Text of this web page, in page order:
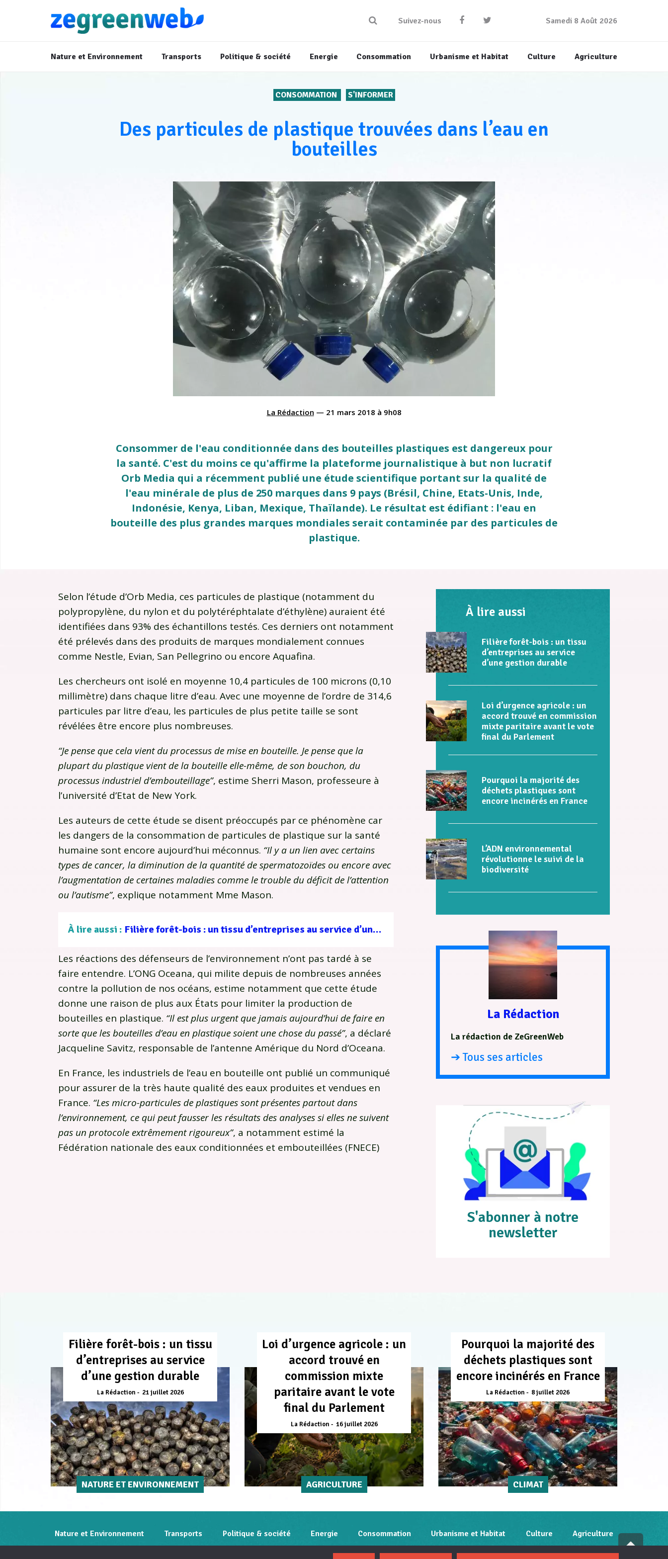
Suivez-nous Samedi 8 Août 2026
Nature et Environnement Transports Politique & société Energie Consommation Urbanisme et Habitat Culture Agriculture
CONSOMMATION S'INFORMER
Des particules de plastique trouvées dans l’eau en
bouteilles
La Rédaction — 21 mars 2018 à 9h08
Consommer de l'eau conditionnée dans des bouteilles plastiques est dangereux pour
la santé. C'est du moins ce qu'affirme la plateforme journalistique à but non lucratif
Orb Media qui a récemment publié une étude scientifique portant sur la qualité de
l'eau minérale de plus de 250 marques dans 9 pays (Brésil, Chine, Etats-Unis, Inde,
Indonésie, Kenya, Liban, Mexique, Thaïlande). Le résultat est édifiant : l'eau en
bouteille des plus grandes marques mondiales serait contaminée par des particules de
plastique.
Selon l’étude d’Orb Media, ces particules de plastique (notamment du
polypropylène, du nylon et du polytéréphtalate d’éthylène) auraient été
identifiées dans 93% des échantillons testés. Ces derniers ont notamment
été prélevés dans des produits de marques mondialement connues
comme Nestle, Evian, San Pellegrino ou encore Aquafina.
Les chercheurs ont isolé en moyenne 10,4 particules de 100 microns (0,10
millimètre) dans chaque litre d’eau. Avec une moyenne de l’ordre de 314,6
particules par litre d’eau, les particules de plus petite taille se sont
révélées être encore plus nombreuses.
“Je pense que cela vient du processus de mise en bouteille. Je pense que la
plupart du plastique vient de la bouteille elle-même, de son bouchon, du
processus industriel d’embouteillage”, estime Sherri Mason, professeure à
l’université d’Etat de New York.
Les auteurs de cette étude se disent préoccupés par ce phénomène car
les dangers de la consommation de particules de plastique sur la santé
humaine sont encore aujourd’hui méconnus. “Il y a un lien avec certains
types de cancer, la diminution de la quantité de spermatozoïdes ou encore avec
l’augmentation de certaines maladies comme le trouble du déficit de l’attention
ou l’autisme”, explique notamment Mme Mason.
À lire aussi : Filière forêt-bois : un tissu d’entreprises au service d’une gestion durable
Les réactions des défenseurs de l’environnement n’ont pas tardé à se
faire entendre. L’ONG Oceana, qui milite depuis de nombreuses années
contre la pollution de nos océans, estime notamment que cette étude
donne une raison de plus aux États pour limiter la production de
bouteilles en plastique. “Il est plus urgent que jamais aujourd’hui de faire en
sorte que les bouteilles d’eau en plastique soient une chose du passé”, a déclaré
Jacqueline Savitz, responsable de l’antenne Amérique du Nord d’Oceana.
En France, les industriels de l’eau en bouteille ont publié un communiqué
pour assurer de la très haute qualité des eaux produites et vendues en
France. “Les micro-particules de plastiques sont présentes partout dans
l’environnement, ce qui peut fausser les résultats des analyses si elles ne suivent
pas un protocole extrêmement rigoureux”, a notamment estimé la
Fédération nationale des eaux conditionnées et embouteillées (FNECE)
À lire aussi
Filière forêt-bois : un tissu
d’entreprises au service
d’une gestion durable
Loi d’urgence agricole : un
accord trouvé en commission
mixte paritaire avant le vote
final du Parlement
Pourquoi la majorité des
déchets plastiques sont
encore incinérés en France
L’ADN environnemental
révolutionne le suivi de la
biodiversité
La Rédaction
La rédaction de ZeGreenWeb
➔ Tous ses articles
S'abonner à notre
newsletter
Filière forêt-bois : un tissu
d’entreprises au service
d’une gestion durable
La Rédaction 21 juillet 2026
NATURE ET ENVIRONNEMENT
Loi d’urgence agricole : un
accord trouvé en
commission mixte
paritaire avant le vote
final du Parlement
La Rédaction 16 juillet 2026
AGRICULTURE
Pourquoi la majorité des
déchets plastiques sont
encore incinérés en France
La Rédaction 8 juillet 2026
CLIMAT
Nature et Environnement Transports Politique & société Energie Consommation Urbanisme et Habitat Culture Agriculture